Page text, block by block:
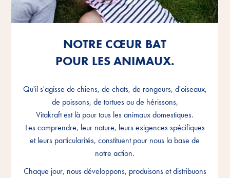
NOTRE CŒUR BAT
POUR LES ANIMAUX.
Qu'il s'agisse de chiens, de chats, de rongeurs, d'oiseaux,
de poissons, de tortues ou de hérissons,
Vitakraft est là pour tous les animaux domestiques.
Les comprendre, leur nature, leurs exigences spécifiques
et leurs particularités, constituent pour nous la base de
notre action.
Chaque jour, nous développons, produisons et distribuons
NOTRE CŒUR BAT
POUR LES ANIMAUX.
Qu'il s'agisse de chiens, de chats, de rongeurs, d'oiseaux,
de poissons, de tortues ou de hérissons,
Vitakraft est là pour tous les animaux domestiques.
Les comprendre, leur nature, leurs exigences spécifiques
et leurs particularités, constituent pour nous la base de
notre action.
Chaque jour, nous développons, produisons et distribuons
NOTRE CŒUR BAT
POUR LES ANIMAUX.
Qu'il s'agisse de chiens, de chats, de rongeurs, d'oiseaux,
de poissons, de tortues ou de hérissons,
Vitakraft est là pour tous les animaux domestiques.
Les comprendre, leur nature, leurs exigences spécifiques
et leurs particularités, constituent pour nous la base de
notre action.
Chaque jour, nous développons, produisons et distribuons